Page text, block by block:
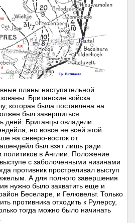
планы наступательной
Британские войска
которая была поставлена на
был завершиться
дней. Британцы овладели
но вовсе не всей этой
на северо-восток от
был взят лишь ради
политиков в Англии. Положение
с заболоченными низинами
противник простреливал выступ
А для полного завершения
нужно было захватить еще и
Беселаре, и Гелювельт. Только
противника отходить к Рулерсу,
тогда можно было начинать